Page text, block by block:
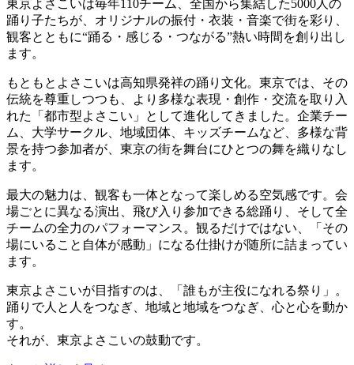
東京よさこいは毎年110チーム、全国から集結した5000人の
踊り子たちが、オリジナルの振付・衣装・音楽で街を彩り、
観客とともに“踊る・感じる・つながる”熱い時間を創り出し
ます。
もともとよさこいは高知県発祥の踊り文化。東京では、その
伝統を尊重しつつも、より多様な表現・創作・交流を取り入
れた「都市型よさこい」として進化してきました。企業チー
ム、大学サークル、地域団体、キッズチームなど、多様な背
景を持つ参加者が、東京の街を舞台にひとつの舞を織りなし
ます。
最大の魅力は、観客も一体となって楽しめる空気感です。会
場ごとに異なる演出、飛び入り参加できる総踊り、そして全
チームの全力のパフォーマンス。観るだけではない、「その
場にいること自体が感動」になる仕掛けが随所に詰まってい
ます。
東京よさこいが目指すのは、「誰もが主役になれる祭り」。
踊りで人と人をつなぎ、地域と地域をつなぎ、心と心を動か
す。
それが、東京よさこいの鼓動です。